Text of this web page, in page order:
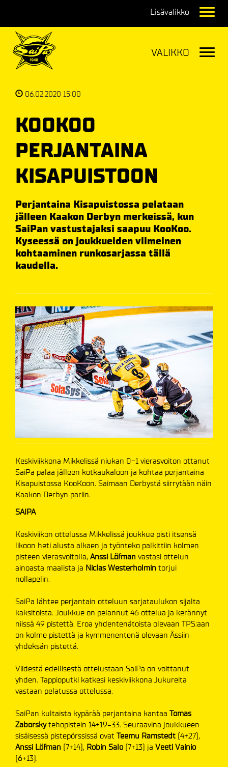
06.02.2020 15:00
KOOKOO
PERJANTAINA
KISAPUISTOON
Perjantaina Kisapuistossa pelataan
jälleen Kaakon Derbyn merkeissä, kun
SaiPan vastustajaksi saapuu KooKoo.
Kyseessä on joukkueiden viimeinen
kohtaaminen runkosarjassa tällä
kaudella.
Keskiviikkona Mikkelissä niukan 0-1 vierasvoiton ottanut
SaiPa palaa jälleen kotkaukaloon ja kohtaa perjantaina
Kisapuistossa KooKoon. Saimaan Derbystä siirrytään näin
Kaakon Derbyn pariin.
SAIPA
Keskiviikon ottelussa Mikkelissä joukkue pisti itsensä
likoon heti alusta alkaen ja työnteko palkittiin kolmen
pisteen vierasvoitolla, Anssi Löfman vastasi ottelun
ainoasta maalista ja Niclas Westerholmin torjui
nollapelin.
SaiPa lähtee perjantain otteluun sarjataulukon sijalta
kaksitoista. Joukkue on pelannut 46 ottelua ja kerännyt
niissä 49 pistettä. Eroa yhdentenätoista olevaan TPS:aan
on kolme pistettä ja kymmenentenä olevaan Ässiin
yhdeksän pistettä.
Viidestä edellisestä ottelustaan SaiPa on voittanut
yhden. Tappioputki katkesi keskiviikkona Jukureita
vastaan pelatussa ottelussa.
SaiPan kultaista kypärää perjantaina kantaa Tomas
Zaborskytehopistein 14+19=33. Seuraavina joukkueen
sisäisessä pistepörssissä ovat Teemu Ramstedt (4+27),
Anssi Löfman (7+14), Robin Salo (7+13) ja Veeti Vainio
(6+13).